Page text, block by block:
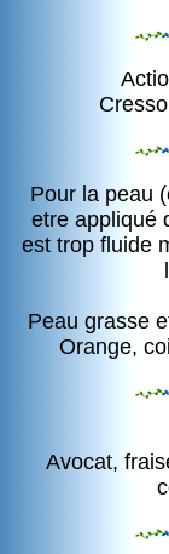
Pour la peau
etre appliqué
est trop fluide
Peau grasse
Orange,
Avocat,